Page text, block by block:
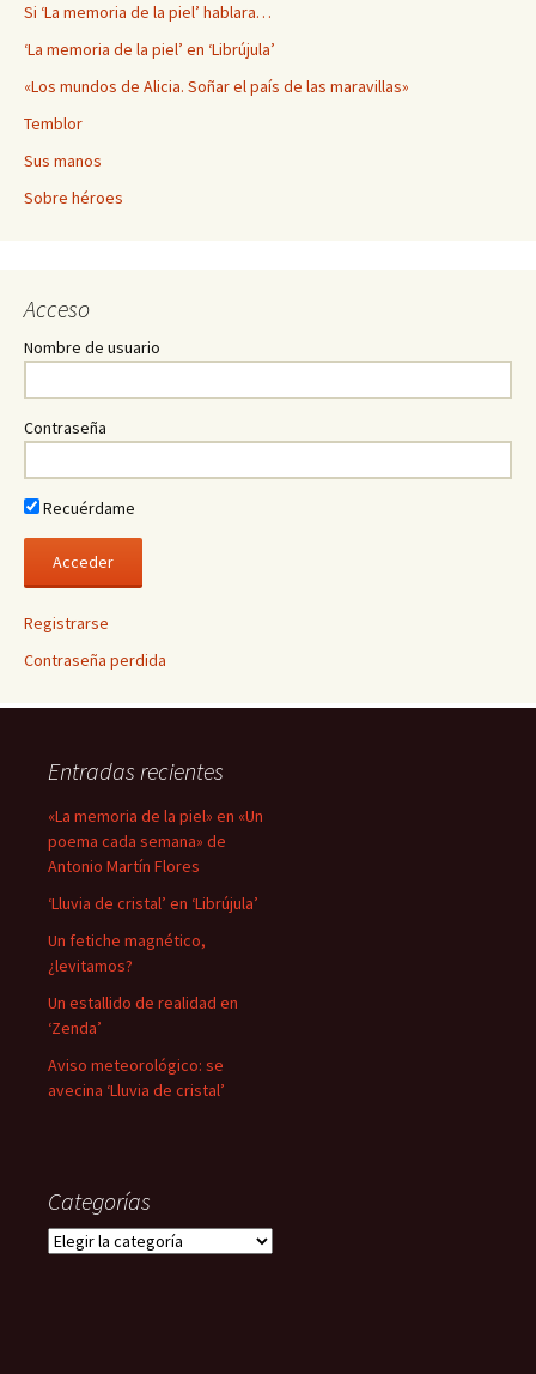
Si ‘La memoria de la piel’ hablara…
‘La memoria de la piel’ en ‘Librújula’
«Los mundos de Alicia. Soñar el país de las maravillas»
Temblor
Sus manos
Sobre héroes
Acceso
Nombre de usuario
Contraseña
Recuérdame
Registrarse
Contraseña perdida
Entradas recientes
«La memoria de la piel» en «Un
poema cada semana» de
Antonio Martín Flores
‘Lluvia de cristal’ en ‘Librújula’
Un fetiche magnético,
¿levitamos?
Un estallido de realidad en
‘Zenda’
Aviso meteorológico: se
avecina ‘Lluvia de cristal’
Categorías
Categorías